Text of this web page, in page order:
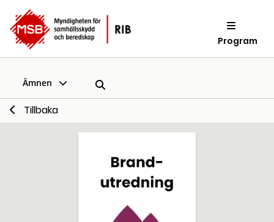
Program
Ämnen
Tillbaka